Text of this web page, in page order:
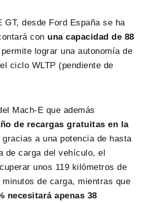
GT, desde Ford España se ha
con una capacidad de 88
lograr una autonomía de
ciclo WLTP (pendiente de
Mach-E que además
de recargas gratuitas en la
gracias a una potencia de hasta
de carga del vehículo, el
unos 119 kilómetros de
de carga, mientras que
necesitará apenas 38